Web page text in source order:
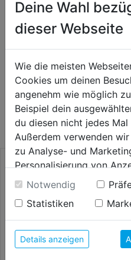
HERSTELLERINFORMATIONEN
WEITERE
KATEGORIE
Deine Wahl
dieser Webseite
Wie die meisten
Cookies um deinen
angenehm wie möglich
Beispiel dein
du diesen nicht jedes Mal
Außerdem verwenden
zu Analyse- und
Personalisierung von
Einwilligung werden die
unter anderem auch in
Durch Klick auf "Alle
der Verwendung aller
anzeigen" findest du alle
unterschiedlichen
Notwendig
Statistiken
Details anzeigen